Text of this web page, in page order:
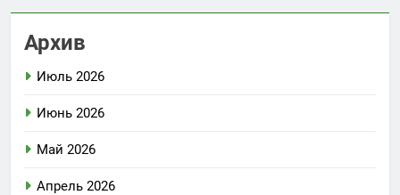
Архив
Июль 2026
Июнь 2026
Май 2026
Апрель 2026